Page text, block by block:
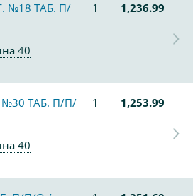
№18 ТАБ. П/
1 1,236.99
40
ТАБ. П/П/
1 1,253.99
40